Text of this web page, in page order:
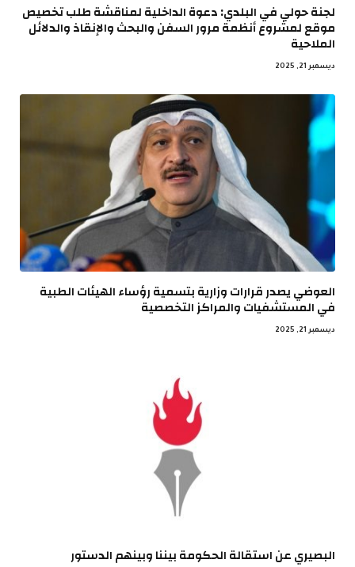
لجنة حولي في البلدي: دعوة الداخلية لمناقشة طلب تخصيص
موقع لمشروع أنظمة مرور السفن والبحث والإنقاذ والدلائل
الملاحية
ديسمبر 21, 2025
العوضي يصدر قرارات وزارية بتسمية رؤساء الهيئات الطبية
في المستشفيات والمراكز التخصصية
ديسمبر 21, 2025
البصيري عن استقالة الحكومة بيننا وبينهم الدستور